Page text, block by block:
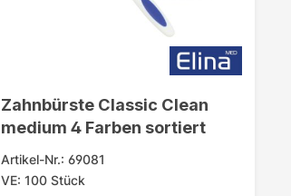
Zahnbürste Classic Clean
medium 4 Farben sortiert
Artikel-Nr.: 69081
VE: 100 Stück